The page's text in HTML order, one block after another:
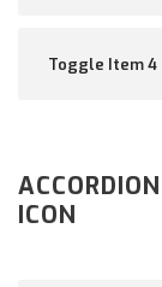
Toggle Item 4
ICON